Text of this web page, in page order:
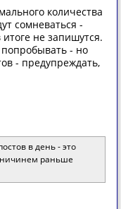
количества
сомневаться -
не запишутся.
- но
- предупреждать,
в день - это
раньше